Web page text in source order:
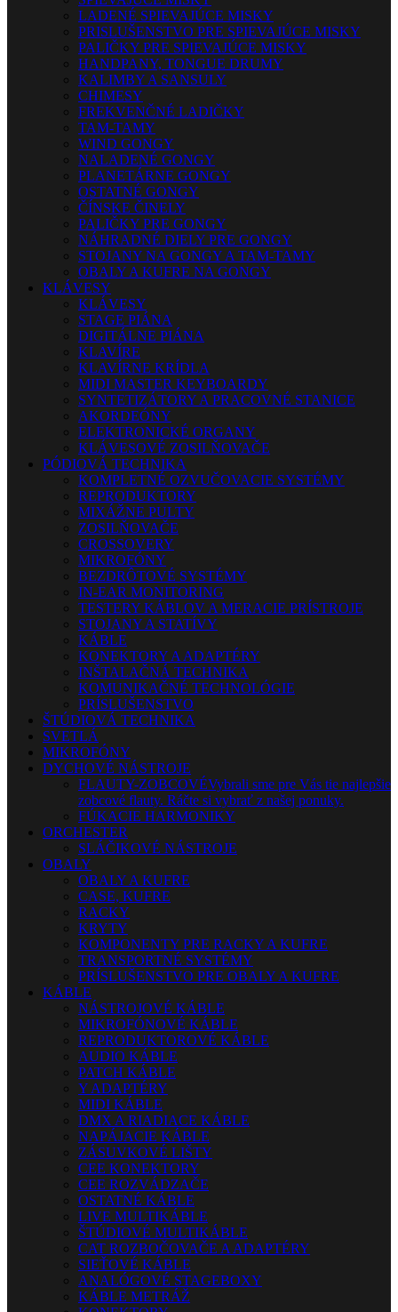
LADENÉ SPIEVAJÚCE MISKY
PRISLUŠENSTVO PRE SPIEVAJÚCE MISKY
PALIČKY PRE SPIEVAJÚCE MISKY
HANDPANY, TONGUE DRUMY
KALIMBY A SANSULY
CHIMESY
FREKVENČNÉ LADIČKY
TAM-TAMY
WIND GONGY
NALADENÉ GONGY
PLANETÁRNE GONGY
OSTATNÉ GONGY
ČÍNSKE ČINELY
PALIČKY PRE GONGY
NÁHRADNÉ DIELY PRE GONGY
STOJANY NA GONGY A TAM-TAMY
OBALY A KUFRE NA GONGY
KLÁVESY
KLÁVESY
STAGE PIÁNA
DIGITÁLNE PIÁNA
KLAVÍRE
KLAVÍRNE KRÍDLA
MIDI MASTER KEYBOARDY
SYNTETIZÁTORY A PRACOVNÉ STANICE
AKORDEÓNY
ELEKTRONICKÉ ORGANY
KLÁVESOVÉ ZOSILŇOVAČE
PÓDIOVÁ TECHNIKA
KOMPLETNÉ OZVUČOVACIE SYSTÉMY
REPRODUKTORY
MIXÁŽNE PULTY
ZOSILŇOVAČE
CROSSOVERY
MIKROFÓNY
BEZDRÔTOVÉ SYSTÉMY
IN-EAR MONITORING
TESTERY KÁBLOV A MERACIE PRÍSTROJE
STOJANY A STATÍVY
KÁBLE
KONEKTORY A ADAPTÉRY
INŠTALAČNÁ TECHNIKA
KOMUNIKAČNÉ TECHNOLÓGIE
PRÍSLUŠENSTVO
ŠTÚDIOVÁ TECHNIKA
SVETLÁ
MIKROFÓNY
DYCHOVÉ NÁSTROJE
FLAUTY-ZOBCOVÉVybrali sme pre Vás tie najlepšie
zobcové flauty. Ráčte si vybrať z našej ponuky.
FÚKACIE HARMONIKY
ORCHESTER
SLÁČIKOVÉ NÁSTROJE
OBALY
OBALY A KUFRE
CASE, KUFRE
RACKY
KRYTY
KOMPONENTY PRE RACKY A KUFRE
TRANSPORTNÉ SYSTÉMY
PRÍSLUŠENSTVO PRE OBALY A KUFRE
KÁBLE
NÁSTROJOVÉ KÁBLE
MIKROFÓNOVÉ KÁBLE
REPRODUKTOROVÉ KÁBLE
AUDIO KÁBLE
PATCH KÁBLE
Y ADAPTÉRY
MIDI KÁBLE
DMX A RIADIACE KÁBLE
NAPÁJACIE KÁBLE
ZÁSUVKOVÉ LIŠTY
CEE KONEKTORY
CEE ROZVÁDZAČE
OSTATNÉ KÁBLE
LIVE MULTIKÁBLE
ŠTÚDIOVÉ MULTIKÁBLE
CAT ROZBOČOVAČE A ADAPTÉRY
SIEŤOVÉ KÁBLE
ANALÓGOVÉ STAGEBOXY
KÁBLE METRÁŽ